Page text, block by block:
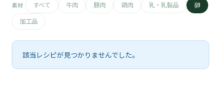
🍗
🧀
素材 すべて 牛肉 豚肉 鶏肉 乳・乳製品
卵
加工品
該当レシピが見つかりませんでした。